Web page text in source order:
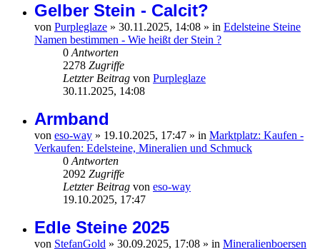
Gelber Stein - Calcit?
von Purpleglaze » 30.11.2025, 14:08 » in Edelsteine Steine
Namen bestimmen - Wie heißt der Stein ?
0 Antworten
2278 Zugriffe
Letzter Beitrag von Purpleglaze
30.11.2025, 14:08
Armband
von eso-way » 19.10.2025, 17:47 » in Marktplatz: Kaufen -
Verkaufen: Edelsteine, Mineralien und Schmuck
0 Antworten
2092 Zugriffe
Letzter Beitrag von eso-way
19.10.2025, 17:47
Edle Steine 2025
von StefanGold » 30.09.2025, 17:08 » in Mineralienboersen